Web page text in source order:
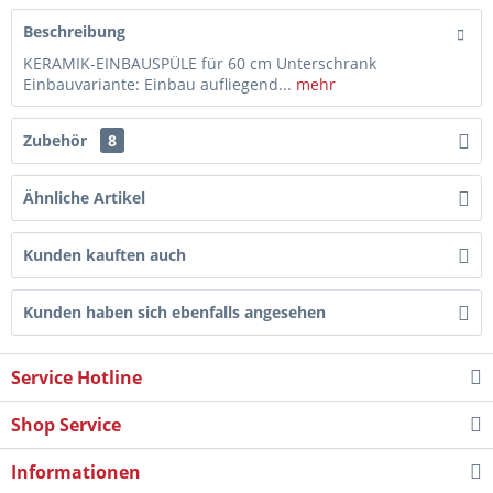
Beschreibung
KERAMIK-EINBAUSPÜLE für 60 cm Unterschrank
Einbauvariante: Einbau aufliegend... mehr
Zubehör 8
Ähnliche Artikel
Kunden kauften auch
Kunden haben sich ebenfalls angesehen
Service Hotline
Shop Service
Informationen